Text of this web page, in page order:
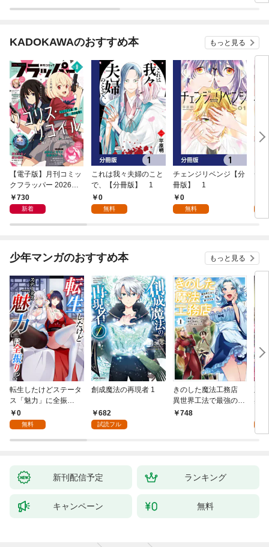
KADOKAWAのおすすめ本 もっと見る
【電子版】月刊コミッ
クフラッパー 2026年9
月号730
新着
これは我々夫婦のこと
で、【分冊版】 1
0
無料
チェンジリベンジ【分
冊版】 1
0
無料
チ
少年マンガのおすすめ本 もっと見る
転生したけどステータ
ス「魅力」に全振
り！？(1)
0
無料
創成魔法の再現者 1
682
試読フル
きのした魔法工務店
異世界工法で最強の家
づくりを（コミック）
748
兆
る
新刊配信予定 ランキング
キャンペーン 無料